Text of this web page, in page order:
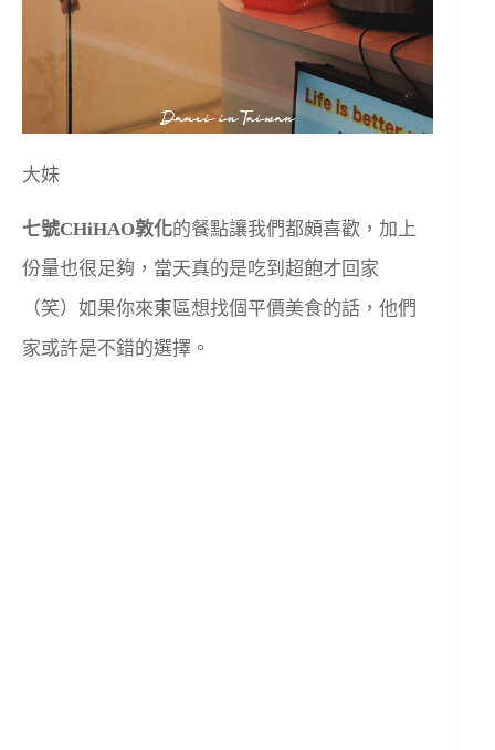
大妹
七號CHiHAO敦化的餐點讓我們都頗喜歡，加上
份量也很足夠，當天真的是吃到超飽才回家
（笑）如果你來東區想找個平價美食的話，他們
家或許是不錯的選擇。